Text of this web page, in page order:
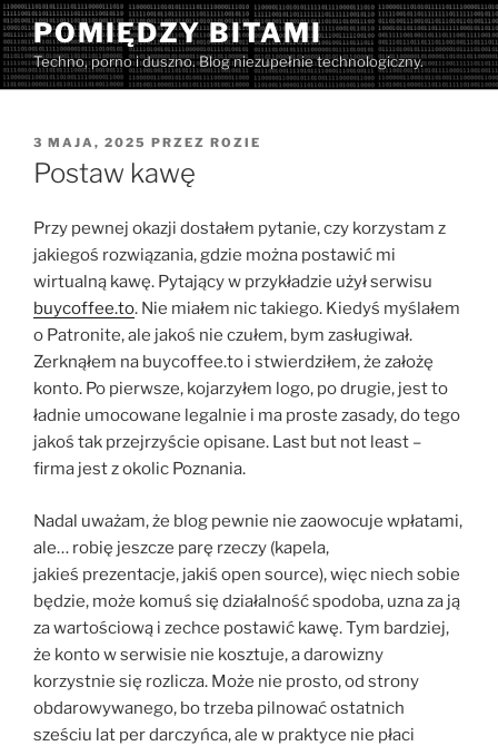
Przejdź
do
treści
POMIĘDZY BITAMI
Techno, porno i duszno. Blog niezupełnie technologiczny.
OPUBLIKOWANE
W
3 MAJA, 2025 PRZEZ ROZIE
Postaw kawę
Przy pewnej okazji dostałem pytanie, czy korzystam z
jakiegoś rozwiązania, gdzie można postawić mi
wirtualną kawę. Pytający w przykładzie użył serwisu
buycoffee.to. Nie miałem nic takiego. Kiedyś myślałem
o Patronite, ale jakoś nie czułem, bym zasługiwał.
Zerknąłem na buycoffee.to i stwierdziłem, że założę
konto. Po pierwsze, kojarzyłem logo, po drugie, jest to
ładnie umocowane legalnie i ma proste zasady, do tego
jakoś tak przejrzyście opisane. Last but not least –
firma jest z okolic Poznania.
Nadal uważam, że blog pewnie nie zaowocuje wpłatami,
ale… robię jeszcze parę rzeczy (kapela,
jakieś prezentacje, jakiś open source), więc niech sobie
będzie, może komuś się działalność spodoba, uzna za ją
za wartościową i zechce postawić kawę. Tym bardziej,
że konto w serwisie nie kosztuje, a darowizny
korzystnie się rozlicza. Może nie prosto, od strony
obdarowywanego, bo trzeba pilnować ostatnich
sześciu lat per darczyńca, ale w praktyce nie płaci